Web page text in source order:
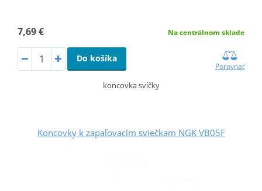
7,69 € Na centrálnom sklade
Do košíka
Porovnať
koncovka svíčky
Koncovky k zapaľovacím sviečkam NGK VB05F